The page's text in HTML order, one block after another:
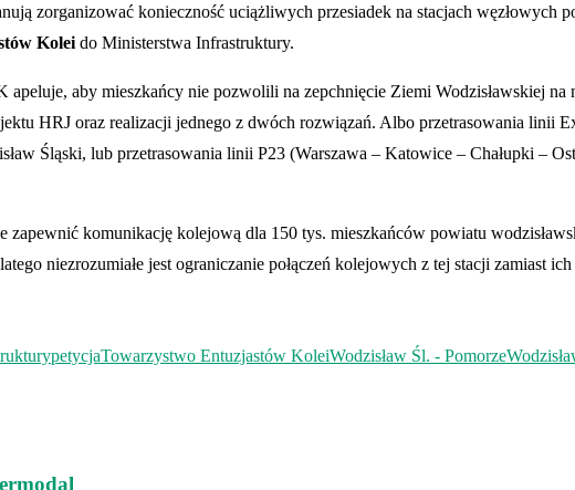
zorganizować konieczność uciążliwych przesiadek na stacjach węzłowych
Kolei do Ministerstwa Infrastruktury.
apeluje, aby mieszkańcy nie pozwolili na zepchnięcie Ziemi Wodzisławskiej na
HRJ oraz realizacji jednego z dwóch rozwiązań. Albo przetrasowania linii
Śląski, lub przetrasowania linii P23 (Warszawa – Katowice – Chałupki –
zapewnić komunikację kolejową dla 150 tys. mieszkańców powiatu
niezrozumiałe jest ograniczanie połączeń kolejowych z tej stacji zamiast
petycjaTowarzystwo Entuzjastów KoleiWodzisław Śl. - Pomorze